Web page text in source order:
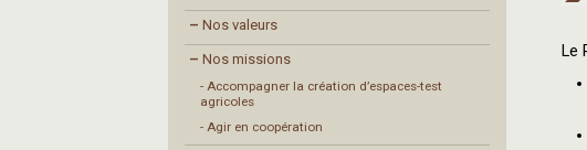
Le
– Nos valeurs
– Nos missions
- Accompagner la création d’espaces-test
agricoles
- Agir en coopération